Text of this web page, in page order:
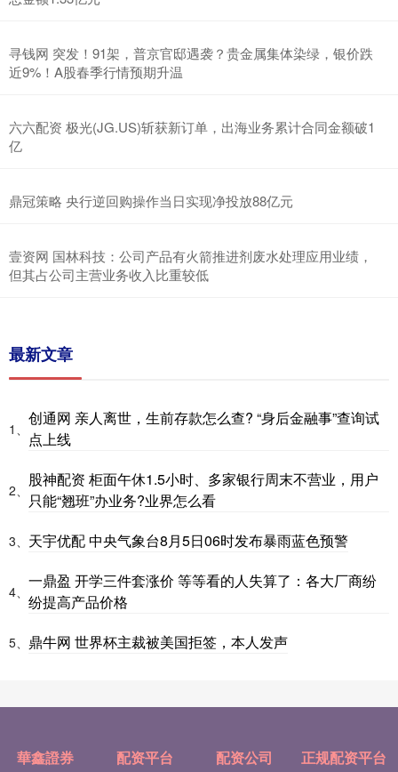
寻钱网 突发！91架，普京官邸遇袭？贵金属集体染绿，银价跌
近9%！A股春季行情预期升温
六六配资 极光(JG.US)斩获新订单，出海业务累计合同金额破1
亿
鼎冠策略 央行逆回购操作当日实现净投放88亿元
壹资网 国林科技：公司产品有火箭推进剂废水处理应用业绩，
但其占公司主营业务收入比重较低
最新文章
1、
创通网 亲人离世，生前存款怎么查? “身后金融事”查询试
点上线
2、
股神配资 柜面午休1.5小时、多家银行周末不营业，用户
只能“翘班”办业务?业界怎么看
3、 天宇优配 中央气象台8月5日06时发布暴雨蓝色预警
4、
一鼎盈 开学三件套涨价 等等看的人失算了：各大厂商纷
纷提高产品价格
5、 鼎牛网 世界杯主裁被美国拒签，本人发声
華鑫證券 配资平台 配资公司 正规配资平台